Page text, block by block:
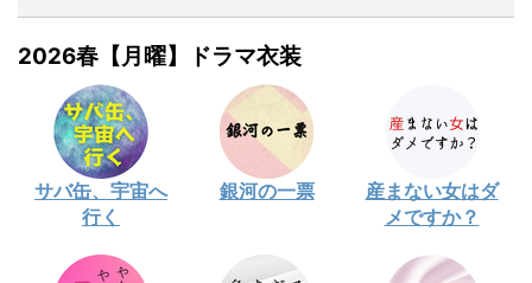
2026春【月曜】ドラマ衣装
サバ缶、宇宙へ
行く
銀河の一票
産まない女はダ
メですか？